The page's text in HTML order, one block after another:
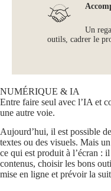
Un
outils, cadrer le
NUMÉRIQUE & IA
Entre faire seul avec l’IA et
une autre voie.
Aujourd’hui, il est possible
textes ou des visuels. Mais
ce qui est produit à l’écran :
contenus, choisir les bons
mise en ligne et prévoir la